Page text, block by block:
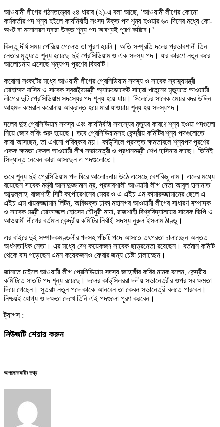
আওয়ামী লীগের গঠনতন্ত্রের ২৪ ধারার (২)-এ বলা আছে, ‘আওয়ামী লীগের কোনো
কর্মকর্তার পদ শূন্য হইলে কার্যনির্বাহী সংসদ উক্ত পদ শূন্য হওয়ার ৬০ দিনের মধ্যে কো-
অপ্ট বা মনোনয়ন দ্বারা উক্ত শূন্য পদ অবশ্যই পূরণ করিবে।’
কিন্তু দীর্ঘ সময় পেরিয়ে গেলেও তা পূরণ হয়নি। অতি সম্প্রতি দলের প্রভাবশালী তিন
নেতার মৃত্যুতে শূন্য হয়েছে দুই প্রেসিডিয়াম ও এক সদস্য পদ। যার কারণে নতুন করে
আলোচনায় এসেছে শূন্যপদ পূরণের বিষয়টি।
করোনা সংকটের মধ্যে আওয়ামী লীগের প্রেসিডিয়াম সদস্য ও সাবেক স্বাস্থ্যমন্ত্রী
মোহাম্মদ নাসিম ও সাবেক স্বরাষ্ট্রমন্ত্রী অ্যাডভোকেট সাহারা খাতুনের মৃত্যুতে আওয়ামী
লীগের দুটি প্রেসিডিয়াম সদস্যের পদ শূন্য হয়ে যায়। সিলেটের সাবেক মেয়র বদর উদ্দিন
আহমদ কামরান করোনায় আক্রান্ত হয়ে মারা যাওয়ায় শূন্য হয় সদস্যপদ।
দলের দুই প্রেসিডিয়াম সদস্য এবং কার্যনির্বাহী সদস্যের মৃত্যুর কারণে শূন্য হওয়া পদগুলো
নিয়ে জোর লবিং শুরু হয়েছে। তবে প্রেসিডিয়ামসহ কেন্দ্রীয় কমিটির শূন্য পদগুলোতে
কারা আসছেন, তা এখনো পরিষ্কার নয়। কাউন্সিলে প্রদত্ত ক্ষমতাবলে শূন্যপদ পূরণের
একক ক্ষমতা কেবল আওয়ামী লীগ সভানেত্রী ও প্রধানমন্ত্রী শেখ হাসিনার কাছে। তিনিই
সিদ্ধান্ত নেবেন কারা আসছেন এ পদগুলোতে।
তবে শূন্য দুই প্রেসিডিয়াম পদ ঘিরে আলোচনায় উঠে এসেছে বেশকিছু নাম। এদের মধ্যে
রয়েছেন সাবেক মন্ত্রী আসাদুজ্জামান নূর, প্রভাবশালী আওয়ামী লীগ নেতা আবুল হাসানাত
আব্দুল্লাহ, রাজশাহী সিটি কর্পোরেশনের মেয়র ও এ এইচ এম কামারুজ্জামানের ছেলে এ
এইচ এম খায়রুজ্জামান লিটন, অবিভক্ত ঢাকা মহানগর আওয়ামী লীগের সাধারণ সম্পাদক
ও সাবেক মন্ত্রী মোফাজ্জল হোসেন চৌধুরী মায়া, রাজশাহী বিশ্ববিদ্যালয়ের সাবেক ভিপি ও
আওয়ামী লীগের বর্তমান কেন্দ্রীয় কমিটির নির্বাহী সদস্য নুরুল ইসলাম ঠাণ্ডু।
এর বাইরে দুই সম্পাদকমণ্ডলীর পদসহ পাঁচটি পদে আসতে তৎপরতা চালাচ্ছেন অন্তত
অর্ধশতাধিক নেতা। এর মধ্যে বেশ কয়েকজন সাবেক ছাত্রনেতা রয়েছেন। বর্তমান কমিটি
থেকে বাদ পড়েছেন এমন কয়েকজনও ফেরার জন্য চেষ্টা চালাচ্ছেন।
জানতে চাইলে আওয়ামী লীগ প্রেসিডিয়াম সদস্য জাহাঙ্গীর কবির নানক বলেন, কেন্দ্রীয়
কমিটিতে সাতটি পদ শূন্য রয়েছে। দলের কাউন্সিলররা দলীয় সভানেত্রীর ওপর সব ক্ষমতা
দিয়ে গেছেন। সুতরাং নতুন পদে কাকে আনবেন তা কেবল সভানেত্রী বলতে পারবেন।
নিশ্চয়ই যোগ্য ও দক্ষতা দেখে তিনি এই পদগুলো পূরণ করবেন।
ট্যাগস :
নিউজটি শেয়ার করুন
আপলোডকারীর তথ্য